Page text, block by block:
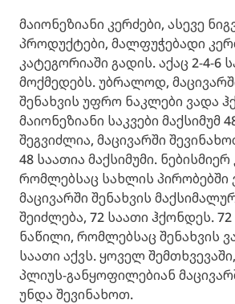
მაიონეზიანი კერძები, ასევე
პროდუქტები, მალფუჭებადი
კატეგორიაში გადის. აქაც 2-4-6
მოქმედებს. უბრალოდ,
შენახვის უფრო ნაკლები ვადა
მაიონეზიანი საკვები მაქსიმუმ
შეგვიძლია, მაცივარში
48 საათია მაქსიმუმი. ნებისმიერ
რომლებსაც სახლის პირობებში
მაცივარში შენახვის
შეიძლება, 72 საათი ჰქონდეს.
ნაწილი, რომლებსაც შენახვის
საათი აქვს. ყოველ
პლიუს-განყოფილებიან
უნდა შევინახოთ.